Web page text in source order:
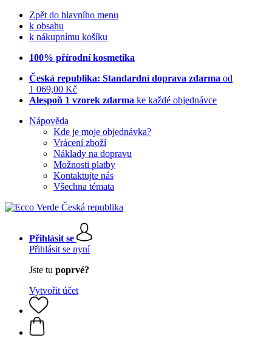
Zpět do hlavního menu
k obsahu
k nákupnímu košíku
100% přírodní kosmetika
Česká republika: Standardní doprava zdarma od
1 069,00 Kč
Alespoň 1 vzorek zdarma ke každé objednávce
Nápověda
Kde je moje objednávka?
Vrácení zboží
Náklady na dopravu
Možnosti platby
Kontaktujte nás
Všechna témata
Přihlásit se
Přihlásit se nyní
Jste tu poprvé?
Vytvořit účet